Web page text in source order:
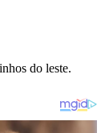
do leste.